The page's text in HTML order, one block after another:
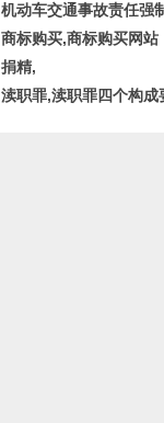
机动车交通事故责任强制保险条例,机动车交通事故责任强制保
商标购买,商标购买网站
捐精,
渎职罪,渎职罪四个构成